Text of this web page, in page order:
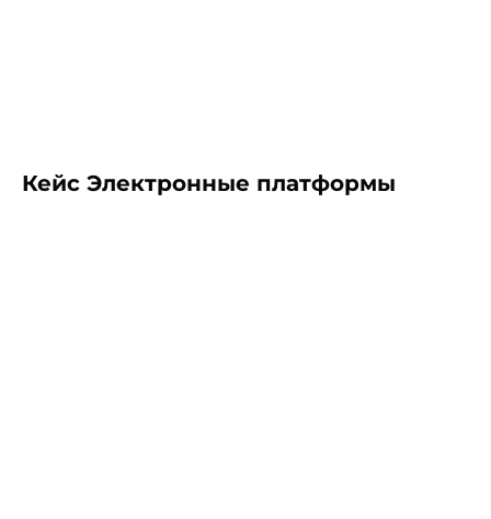
Кейс Электронные платформы